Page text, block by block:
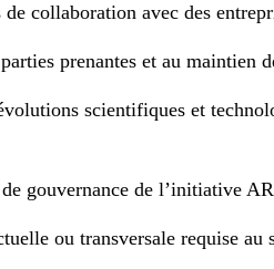
collaboration avec des
prenantes et au maintien
scientifiques et
gouvernance de l’initiative
ou transversale requise